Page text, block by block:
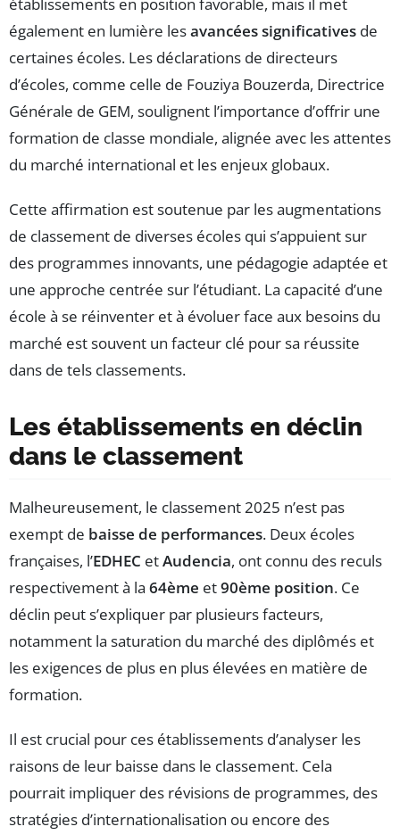
établissements en position favorable, mais il met
également en lumière lesavancées significatives de
certaines écoles. Les déclarations de directeurs
d’écoles, comme celle de Fouziya Bouzerda, Directrice
Générale de GEM, soulignent l’importance d’offrir une
formation de classe mondiale, alignée avec les attentes
du marché international et les enjeux globaux.
Cette affirmation est soutenue par les augmentations
de classement de diverses écoles qui s’appuient sur
des programmes innovants, une pédagogie adaptée et
une approche centrée sur l’étudiant. La capacité d’une
école à se réinventer et à évoluer face aux besoins du
marché est souvent un facteur clé pour sa réussite
dans de tels classements.
Les établissements en déclin
dans le classement
Malheureusement, le classement 2025 n’est pas
exempt de baisse de performances. Deux écoles
françaises, l’EDHEC etAudencia, ont connu des reculs
respectivement à la 64ème et90ème position. Ce
déclin peut s’expliquer par plusieurs facteurs,
notamment la saturation du marché des diplômés et
les exigences de plus en plus élevées en matière de
formation.
Il est crucial pour ces établissements d’analyser les
raisons de leur baisse dans le classement. Cela
pourrait impliquer des révisions de programmes, des
stratégies d’internationalisation ou encore des